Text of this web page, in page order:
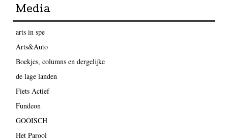
Media
arts in spe
Arts&Auto
Boekjes, columns en dergelijke
de lage landen
Fiets Actief
Fundeon
GOOISCH
Het Parool